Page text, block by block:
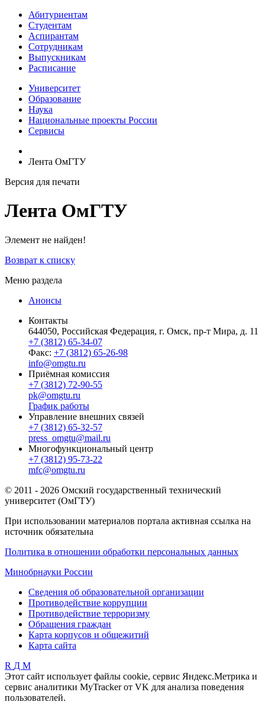
Абитуриентам
Студентам
Аспирантам
Сотрудникам
Выпускникам
Расписание
Университет
Образование
Наука
Национальные проекты России
Сервисы
Лента ОмГТУ
Версия для печати
Лента ОмГТУ
Элемент не найден!
Возврат к списку
Меню раздела
Анонсы
Контакты
644050, Российская Федерация, г. Омск, пр-т Мира, д. 11
+7 (3812) 65-34-07
Факс: +7 (3812) 65-26-98
info@omgtu.ru
Приёмная комиссия
+7 (3812) 72-90-55
pk@omgtu.ru
График работы
Управление внешних связей
+7 (3812) 65-32-57
press_omgtu@mail.ru
Многофункциональный центр
+7 (3812) 95-73-22
mfc@omgtu.ru
© 2011 - 2026 Омский государственный технический
университет (ОмГТУ)
При использовании материалов портала активная ссылка на
источник обязательна
Политика в отношении обработки персональных данных
Минобрнауки России
Сведения об образовательной организации
Противодействие коррупции
Противодействие терроризму
Обращения граждан
Карта корпусов и общежитий
Карта сайта
R Д М
Этот сайт использует файлы cookie, сервис Яндекс.Метрика и
сервис аналитики MyTracker от VK для анализа поведения
пользователей.